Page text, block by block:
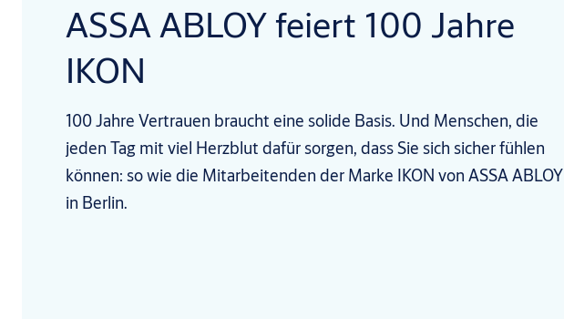
ASSA ABLOY feiert 100 Jahre
IKON
100 Jahre Vertrauen braucht eine solide Basis. Und Menschen, die
jeden Tag mit viel Herzblut dafür sorgen, dass Sie sich sicher fühlen
können: so wie die Mitarbeitenden der Marke IKON von ASSA ABLOY
in Berlin.